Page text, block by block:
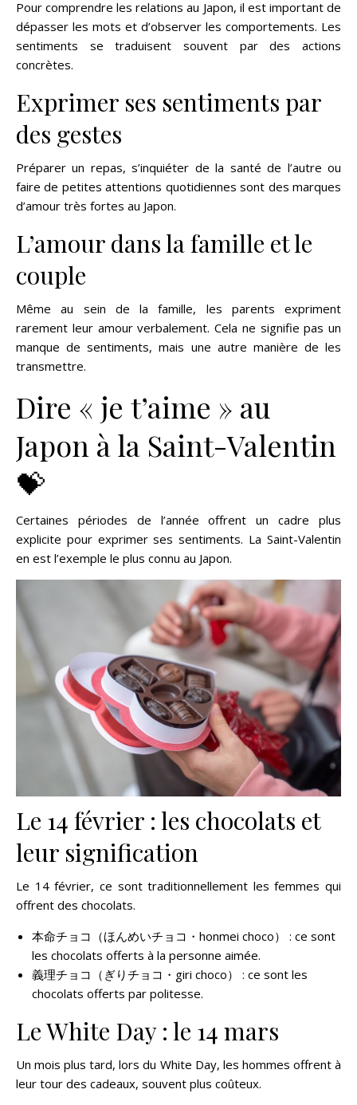
Pour comprendre les relations au Japon, il est important de
dépasser les mots et d’observer les comportements. Les
sentiments se traduisent souvent par des actions
concrètes.
Exprimer ses sentiments par
des gestes
Préparer un repas, s’inquiéter de la santé de l’autre ou
faire de petites attentions quotidiennes sont des marques
d’amour très fortes au Japon.
L’amour dans la famille et le
couple
Même au sein de la famille, les parents expriment
rarement leur amour verbalement. Cela ne signifie pas un
manque de sentiments, mais une autre manière de les
transmettre.
Dire « je t’aime » au
Japon à la Saint-Valentin
💝
Certaines périodes de l’année offrent un cadre plus
explicite pour exprimer ses sentiments. La Saint-Valentin
en est l’exemple le plus connu au Japon.
Le 14 février : les chocolats et
leur signification
Le 14 février, ce sont traditionnellement les femmes qui
offrent des chocolats.
本命チョコ（ほんめいチョコ・honmei choco） : ce sont
les chocolats offerts à la personne aimée.
義理チョコ（ぎりチョコ・giri choco） : ce sont les
chocolats offerts par politesse.
Le White Day : le 14 mars
Un mois plus tard, lors du White Day, les hommes offrent à
leur tour des cadeaux, souvent plus coûteux.